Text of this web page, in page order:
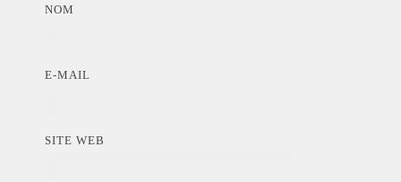
NOM
E-MAIL
SITE WEB